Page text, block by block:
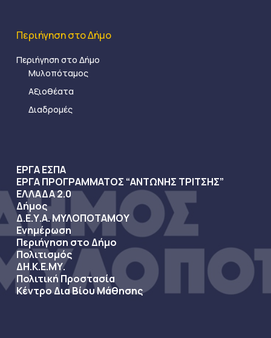
Περιήγηση στο Δήμο
Περιήγηση στο Δήμο
Μυλοπόταμος
Αξιοθέατα
Διαδρομές
ΕΡΓΑ ΕΣΠΑ
ΕΡΓΑ ΠΡΟΓΡΑΜΜΑΤΟΣ “ΑΝΤΩΝΗΣ ΤΡΙΤΣΗΣ”
ΕΛΛΑΔΑ 2.0
Δήμος
Δ.Ε.Υ.Α. ΜΥΛΟΠΟΤΑΜΟΥ
Ενημέρωση
Περιήγηση στο Δήμο
Πολιτισμός
ΔΗ.Κ.Ε.ΜΥ.
Πολιτική Προστασία
Κέντρο Δια Βίου Μάθησης